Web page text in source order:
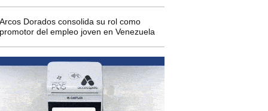
Dorados consolida su rol como
del empleo joven en Venezuela